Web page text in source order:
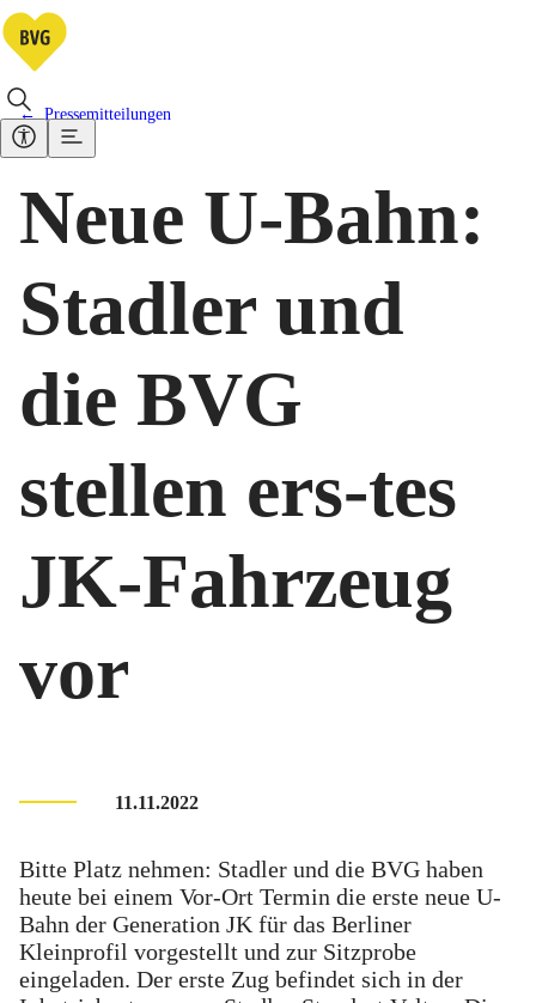
Pressemitteilungen
Neue U-Bahn:
Stadler und
die BVG
stellen ers-tes
JK-Fahrzeug
vor
11.11.2022
Bitte Platz nehmen: Stadler und die BVG haben
heute bei einem Vor-Ort Termin die erste neue U-
Bahn der Generation JK für das Berliner
Kleinprofil vorgestellt und zur Sitzprobe
eingeladen. Der erste Zug befindet sich in der